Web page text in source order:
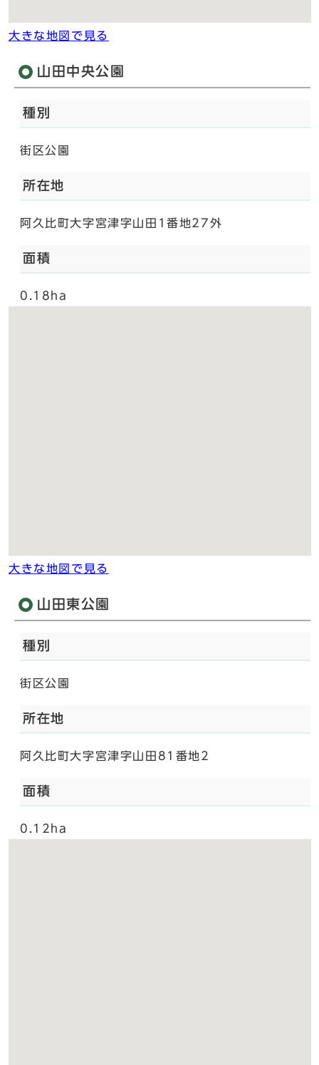
大きな地図で見る
山田中央公園
種別
街区公園
所在地
阿久比町大字宮津字山田1番地27外
面積
0.18ha
大きな地図で見る
山田東公園
種別
街区公園
所在地
阿久比町大字宮津字山田81番地2
面積
0.12ha